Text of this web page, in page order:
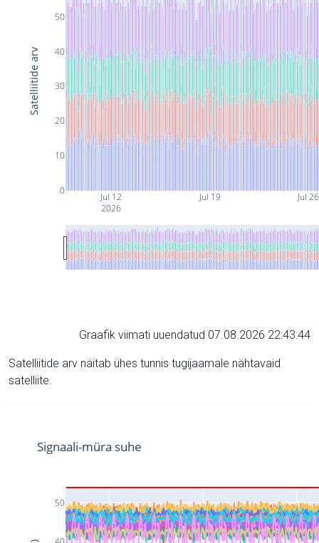
Jul 12
2026
Jul 19 Jul 26
0
10
20
30
40
50
Satelliitide arv
Graafik viimati uuendatud 07.08.2026 22:43:44
Satelliitide arv näitab ühes tunnis tugijaamale nähtavaid
satelliite.
50
Signaali-müra suhe